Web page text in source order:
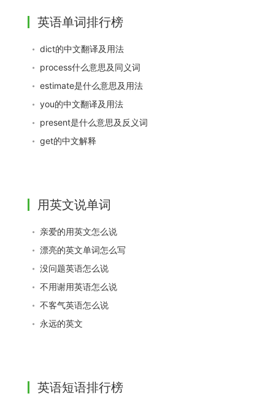
英语单词排行榜
dict的中文翻译及用法
process什么意思及同义词
estimate是什么意思及用法
you的中文翻译及用法
present是什么意思及反义词
get的中文解释
用英文说单词
亲爱的用英文怎么说
漂亮的英文单词怎么写
没问题英语怎么说
不用谢用英语怎么说
不客气英语怎么说
永远的英文
英语短语排行榜